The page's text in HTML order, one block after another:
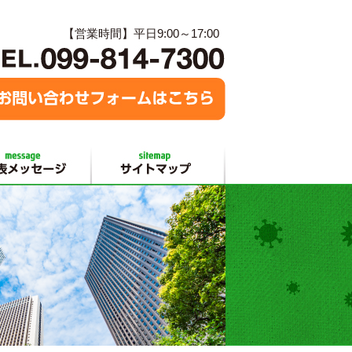
【営業時間】平日9:00～17:00